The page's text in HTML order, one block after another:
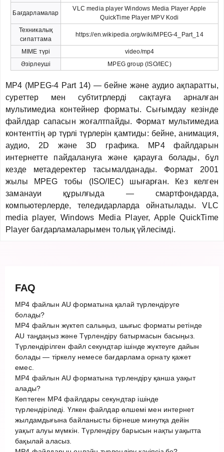
Бағдарламалар
VLC media player Windows Media Player Apple
QuickTime Player MPV Kodi
Техникалық
сипаттама
https://en.wikipedia.org/wiki/MPEG-4_Part_14
MIME түрі
video/mp4
Әзірлеуші
MPEG group (ISO/IEC)
MP4 (MPEG-4 Part 14) — бейне және аудио ақпаратты,
суреттер мен субтитрлерді сақтауға арналған
мультимедиа контейнер форматы. Сығымдау кезінде
файлдар сапасын жоғалтпайды. Формат мультимедиа
контенттің әр түрлі түрлерін қамтиды: бейне, анимация,
аудио, 2D және 3D графика. MP4 файлдарын
интернетте пайдалануға және қарауға болады, бұл
кезде метадеректер тасымалданады. Формат 2001
жылы MPEG тобы (ISO/IEC) шығарған. Кез келген
заманауи құрылғыда — смартфондарда,
компьютерлерде, теледидарларда ойнатылады. VLC
media player, Windows Media Player, Apple QuickTime
Player бағдарламаларымен толық үйлесімді.
FAQ
MP4 файлын AU форматына қалай түрлендіруге
болады?
MP4 файлын жүктеп салыңыз, шығыс форматы ретінде
AU таңдаңыз және Түрлендіру батырмасын басыңыз.
Түрлендірілген файл секундтар ішінде жүктеуге дайын
болады — тіркелу немесе бағдарлама орнату қажет
емес.
MP4 файлын AU форматына түрлендіру қанша уақыт
алады?
Көптеген MP4 файлдары секундтар ішінде
түрлендіріледі. Үлкен файлдар өлшемі мен интернет
жылдамдығына байланысты бірнеше минутқа дейін
уақыт алуы мүмкін. Түрлендіру барысын нақты уақытта
бақылай аласыз.